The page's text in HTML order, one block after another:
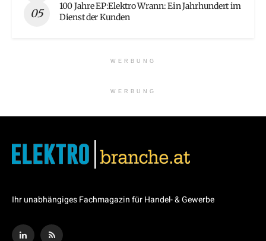
100 Jahre EP:Elektro Wrann: Ein Jahrhundert im
Dienst der Kunden
WERBUNG
WERBUNG
Ihr unabhängiges Fachmagazin für Handel- & Gewerbe